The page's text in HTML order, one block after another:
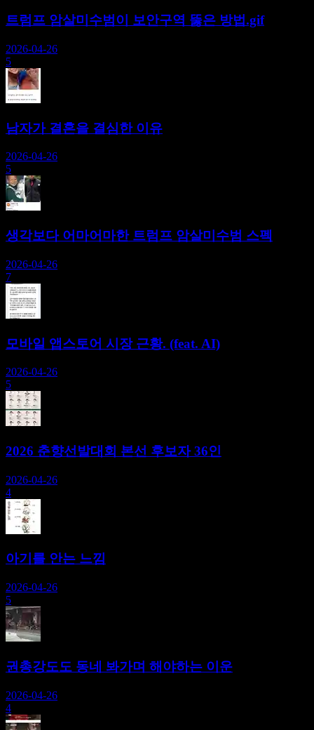
트럼프 암살미수범이 보안구역 뚫은 방법.gif
2026-04-26
5
남자가 결혼을 결심한 이유
2026-04-26
5
생각보다 어마어마한 트럼프 암살미수범 스펙
2026-04-26
7
모바일 앱스토어 시장 근황. (feat. AI)
2026-04-26
5
2026 춘향선발대회 본선 후보자 36인
2026-04-26
4
아기를 안는 느낌
2026-04-26
5
권총강도도 동네 봐가며 해야하는 이운
2026-04-26
4